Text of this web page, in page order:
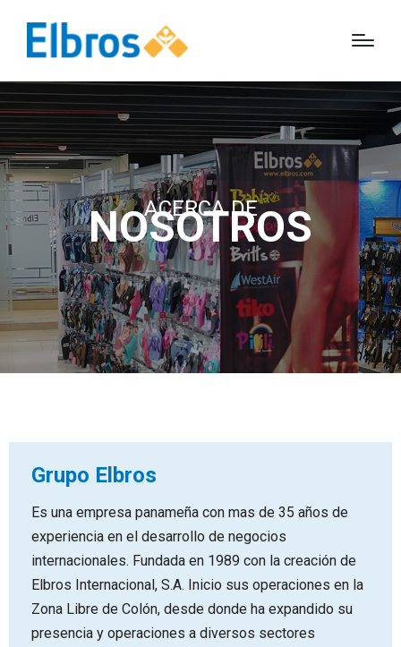
ACERCA DE
NOSOTROS
Grupo Elbros
Es una empresa panameña con mas de 35 años de
experiencia en el desarrollo de negocios
internacionales. Fundada en 1989 con la creación de
Elbros Internacional, S.A. Inicio sus operaciones en la
Zona Libre de Colón, desde donde ha expandido su
presencia y operaciones a diversos sectores